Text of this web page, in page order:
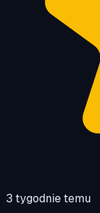
3 tygodnie temu